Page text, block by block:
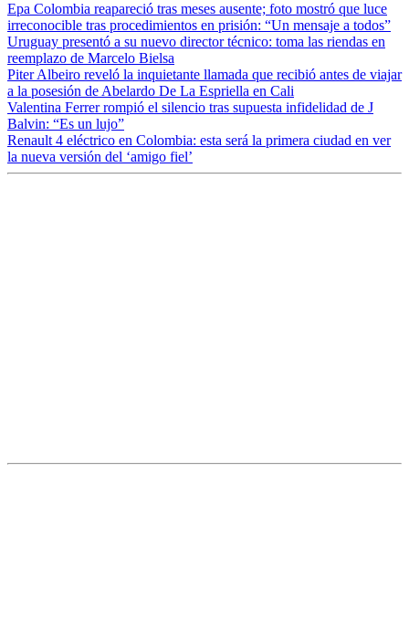
Epa Colombia reapareció tras meses ausente; foto mostró que luce
irreconocible tras procedimientos en prisión: “Un mensaje a todos”
Uruguay presentó a su nuevo director técnico: toma las riendas en
reemplazo de Marcelo Bielsa
Piter Albeiro reveló la inquietante llamada que recibió antes de viajar
a la posesión de Abelardo De La Espriella en Cali
Valentina Ferrer rompió el silencio tras supuesta infidelidad de J
Balvin: “Es un lujo”
Renault 4 eléctrico en Colombia: esta será la primera ciudad en ver
la nueva versión del ‘amigo fiel’